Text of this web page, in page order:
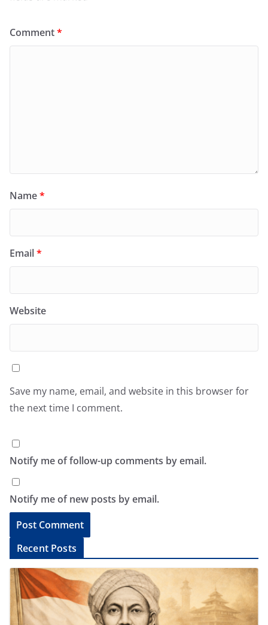
Comment*
Name*
Email*
Website
Save my name, email, and website in this browser for
the next time I comment.
Notify me of follow-up comments by email.
Notify me of new posts by email.
l
Recent Posts